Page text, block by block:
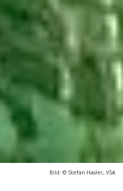
Bild: © Stefan Hasler, VSA